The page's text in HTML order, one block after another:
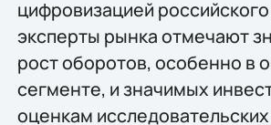
цифровизацией
эксперты рынка отмечают
рост оборотов, особенно в
сегменте, и значимых
оценкам исследовательских